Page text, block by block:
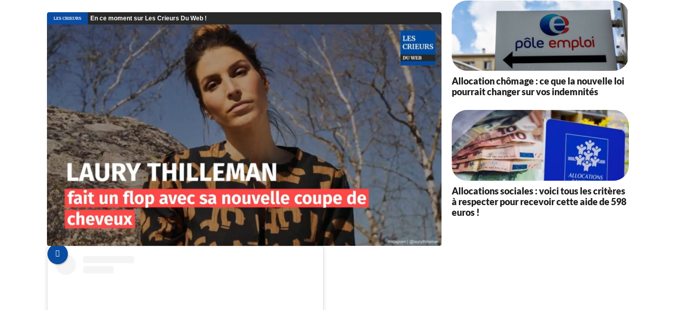
Allocation chômage : ce que la nouvelle loi
pourrait changer sur vos indemnités
Allocations sociales : voici tous les critères
à respecter pour recevoir cette aide de 598
euros !